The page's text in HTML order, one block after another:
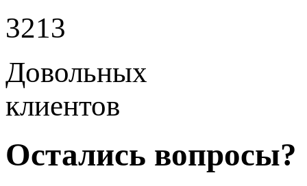
3213
Довольных
клиентов
Остались вопросы?